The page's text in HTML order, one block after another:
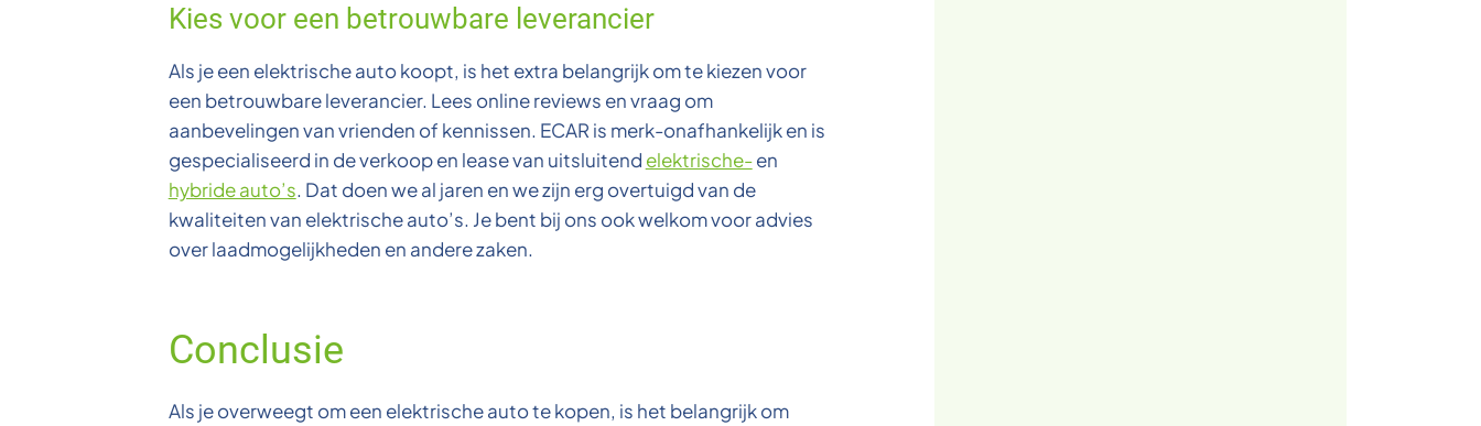
Kies voor een betrouwbare leverancier
Als je een elektrische auto koopt, is het extra belangrijk om te kiezen voor
een betrouwbare leverancier. Lees online reviews en vraag om
aanbevelingen van vrienden of kennissen. ECAR is merk-onafhankelijk en is
gespecialiseerd in de verkoop en lease van uitsluitend elektrische-en
hybride auto’s. Dat doen we al jaren en we zijn erg overtuigd van de
kwaliteiten van elektrische auto’s. Je bent bij ons ook welkom voor advies
over laadmogelijkheden en andere zaken.
Conclusie
Als je overweegt om een elektrische auto te kopen, is het belangrijk om